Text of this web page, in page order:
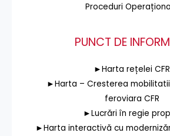
Proceduri
PUNCT DE
►Harta rețelei CFR
►Harta – Cresterea
feroviara CFR
►Lucrări în regie
►Harta interactivă cu